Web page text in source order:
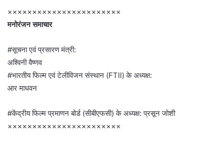
×××××××××××××××××××××××
मनोरंजन समाचार
#सूचना एवं प्रसारण मंत्री:
अश्विनी वैष्णव
#भारतीय फिल्म एवं टेलीविजन संस्थान (FTII) के अध्यक्ष:
आर माधवन
#केंद्रीय फिल्म प्रमाणन बोर्ड (सीबीएफसी) के अध्यक्ष: प्रसून जोशी
×××××××××××××××××××××××